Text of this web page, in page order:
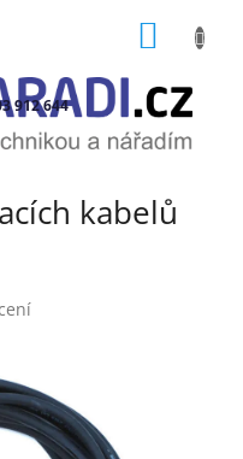
912 644
kabelů